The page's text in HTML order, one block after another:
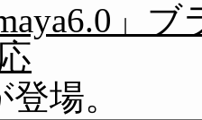
」
場。